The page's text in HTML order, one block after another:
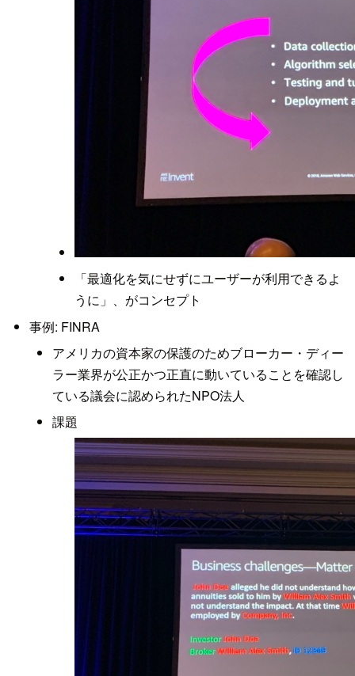
「最適化を気にせずにユーザーが利用できるよ
うに」、がコンセプト
事例: FINRA
アメリカの資本家の保護のためブローカー・ディー
ラー業界が公正かつ正直に動いていることを確認し
ている議会に認められたNPO法人
課題